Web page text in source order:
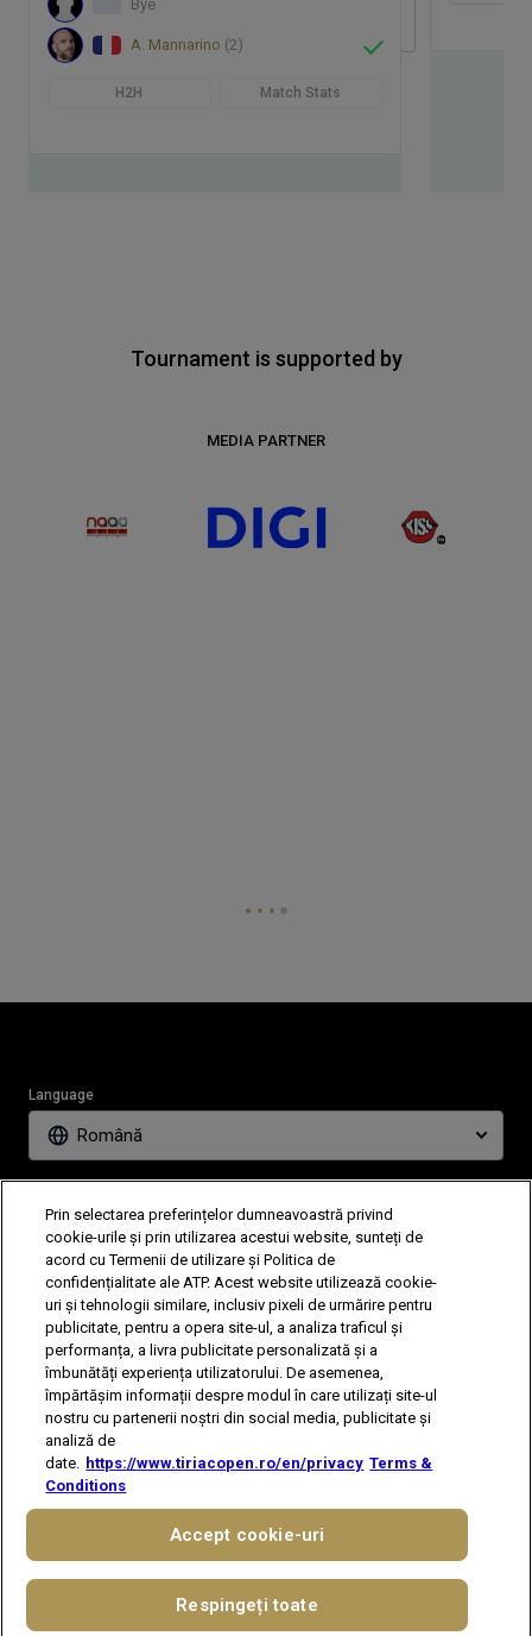
Bye
A. Mannarino (2)
H2H Match Stats
Tournament is supported by
MEDIA PARTNER
Language
Română
Tickets Video
Follow Tiriac Open
The players shown are for illustrative purposes only. Qualification and
participation subject to ATP rules.
illness or other grounds. Photographs courtesy of Getty Images and
ATP tournament. © 2021 ATP Tour, Inc.
|Politică de Confidențialitate
|Cookies
| Preferințe cookie-uri
Prin selectarea preferințelor dumneavoastră privind
cookie-urile și prin utilizarea acestui website, sunteți de
acord cu Termenii de utilizare și Politica de
confidențialitate ale ATP. Acest website utilizează cookie-
uri și tehnologii similare, inclusiv pixeli de urmărire pentru
publicitate, pentru a opera site-ul, a analiza traficul și
performanța, a livra publicitate personalizată și a
îmbunătăți experiența utilizatorului. De asemenea,
împărtășim informații despre modul în care utilizați site-ul
nostru cu partenerii noștri din social media, publicitate și
analiză de
date. https://www.tiriacopen.ro/en/privacy Terms &
Conditions
Respingeți toate
Accept cookie-uri